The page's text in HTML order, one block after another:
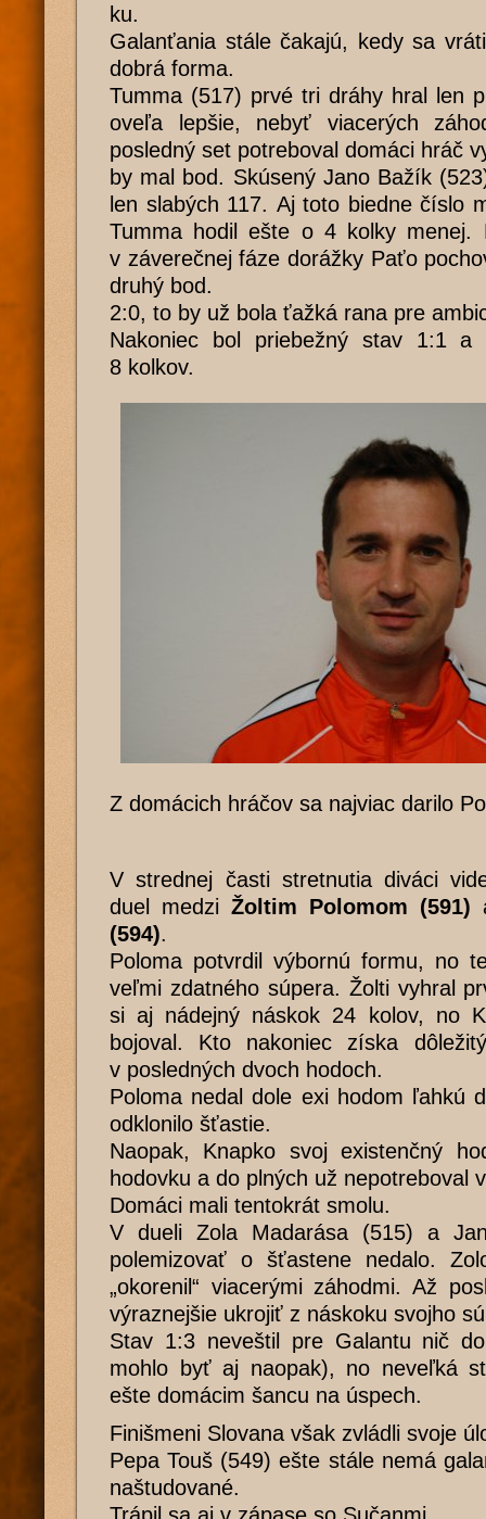
ku.
Galanťania stále čakajú, kedy sa
dobrá forma.
Tumma (517) prvé tri dráhy hral len
oveľa lepšie, nebyť viacerých
posledný set potreboval domáci hráč
by mal bod. Skúsený Jano Bažík
len slabých 117. Aj toto biedne číslo
Tumma hodil ešte o 4 kolky menej.
v záverečnej fáze dorážky Paťo
druhý bod.
2:0, to by už bola ťažká rana pre
Nakoniec bol priebežný stav 1:1 a
8 kolkov.
Z domácich hráčov sa najviac darilo
V strednej časti stretnutia diváci
duel medzi Žoltim Polomom (591)
(594).
Poloma potvrdil výbornú formu, no
veľmi zdatného súpera. Žolti vyhral
si aj nádejný náskok 24 kolov, no
bojoval. Kto nakoniec získa
v posledných dvoch hodoch.
Poloma nedal dole exi hodom ľahkú
odklonilo šťastie.
Naopak, Knapko svoj existenčný
hodovku a do plných už nepotreboval
Domáci mali tentokrát smolu.
V dueli Zola Madarása (515) a
polemizovať o šťastene nedalo.
„okorenil“ viacerými záhodmi. Až
výraznejšie ukrojiť z náskoku svojho
Stav 1:3 neveštil pre Galantu nič
mohlo byť aj naopak), no neveľká
ešte domácim šancu na úspech.
Finišmeni Slovana však zvládli svoje
Pepa Touš (549) ešte stále nemá
naštudované.